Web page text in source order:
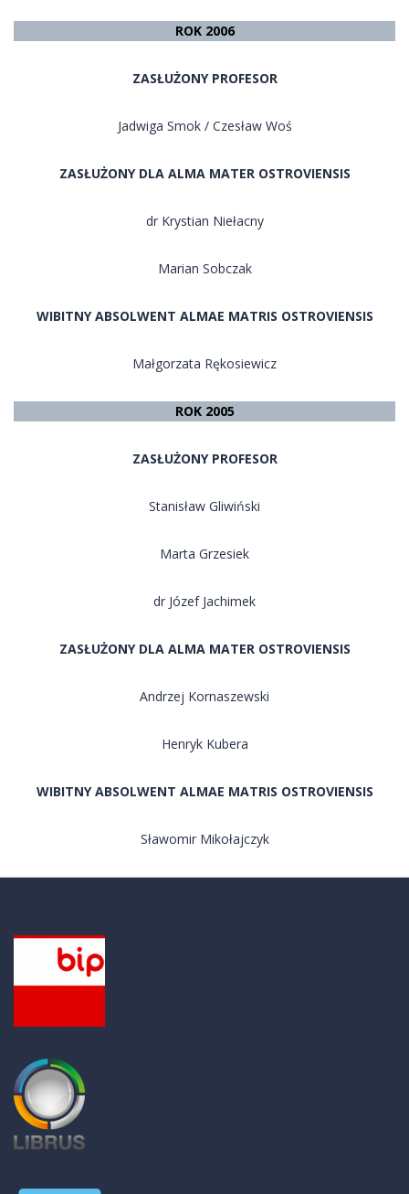
ROK 2006
ZASŁUŻONY PROFESOR
Jadwiga Smok / Czesław Woś
ZASŁUŻONY DLA ALMA MATER OSTROVIENSIS
dr Krystian Niełacny
Marian Sobczak
WIBITNY ABSOLWENT ALMAE MATRIS OSTROVIENSIS
Małgorzata Rękosiewicz
ROK 2005
ZASŁUŻONY PROFESOR
Stanisław Gliwiński
Marta Grzesiek
dr Józef Jachimek
ZASŁUŻONY DLA ALMA MATER OSTROVIENSIS
Andrzej Kornaszewski
Henryk Kubera
WIBITNY ABSOLWENT ALMAE MATRIS OSTROVIENSIS
Sławomir Mikołajczyk